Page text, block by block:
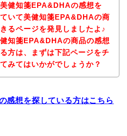
健知箋EPA&DHAの感想を
いて美健知箋EPA&DHAの商
るページを発見しましたよ♪
知箋EPA&DHAの商品の感想
方は、まずは下記ページをチ
みてはいかがでしょうか？
感想を探している方はこちら